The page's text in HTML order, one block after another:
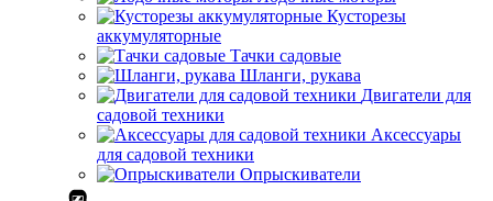
Кусторезы
аккумуляторные
Тачки садовые
Шланги, рукава
Двигатели для
садовой техники
Аксессуары
для садовой техники
Опрыскиватели